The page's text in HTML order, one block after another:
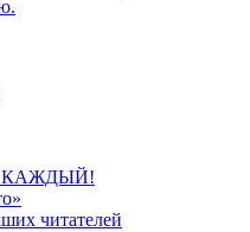
КАЖДЫЙ!
читателей